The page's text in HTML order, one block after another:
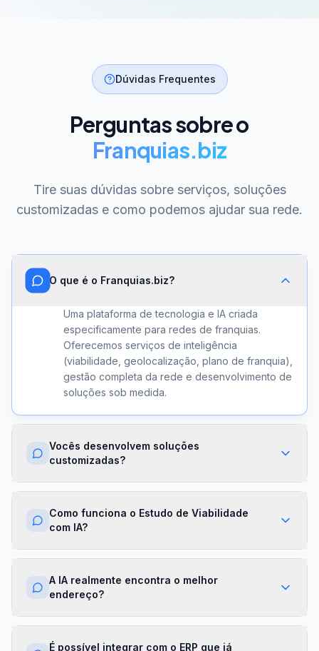
Dúvidas Frequentes
Perguntas sobre o
Franquias.biz
Tire suas dúvidas sobre serviços, soluções
customizadas e como podemos ajudar sua rede.
O que é o Franquias.biz?
Uma plataforma de tecnologia e IA criada
especificamente para redes de franquias.
Oferecemos serviços de inteligência
(viabilidade, geolocalização, plano de franquia),
gestão completa da rede e desenvolvimento de
soluções sob medida.
Vocês desenvolvem soluções
customizadas?
Sim. Além dos módulos prontos, criamos
algoritmos proprietários e APIs sob demanda.
sua franqueadora.
Como funciona o Estudo de Viabilidade
com IA?
Nossa IA cruza dados de mercado,
financeiras para gerar um score de viabilidade
por região. Você recebe um relatório completo
com recomendações em minutos.
A IA realmente encontra o melhor
endereço?
Sim. O módulo de Geolocalização cruza fluxo
É possível integrar com o ERP que já